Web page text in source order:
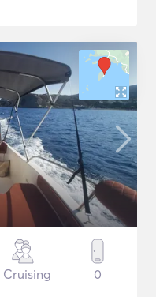
Cruising 0